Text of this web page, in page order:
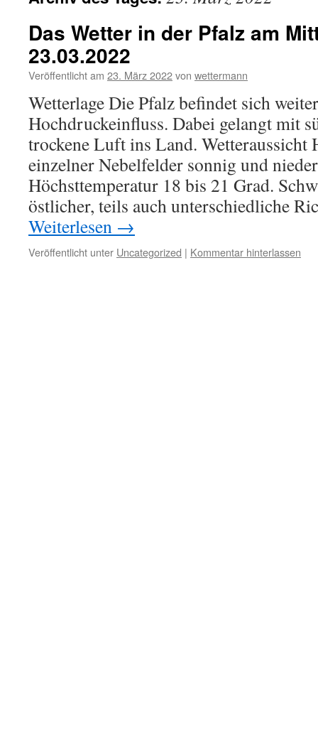
Das Wetter in der Pfalz am
23.03.2022
Veröffentlicht am 23. März 2022von wettermann
Wetterlage Die Pfalz befindet sich
Hochdruckeinfluss. Dabei gelangt mit
trockene Luft ins Land. Wetteraussicht
einzelner Nebelfelder sonnig und
Höchsttemperatur 18 bis 21 Grad.
östlicher, teils auch unterschiedliche
Weiterlesen →
Veröffentlicht unter Uncategorized | Kommentar hinterlassen